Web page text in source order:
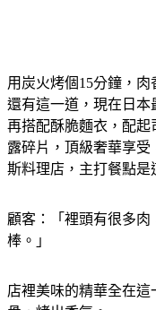
還有這一道，現在日
再搭配酥脆麵衣，配起
露碎片，頂級奢華享
斯料理店，主打餐點是
棒。」
骨，烤出香氣。